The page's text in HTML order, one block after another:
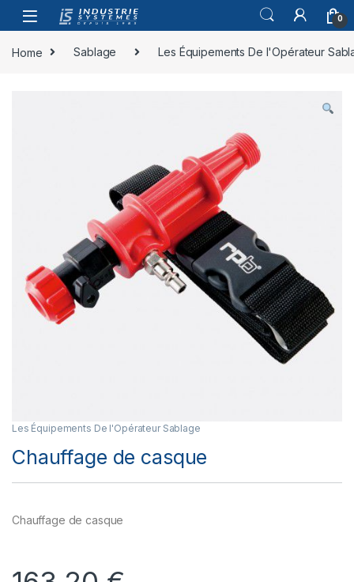
Skip to navigation
Skip to content
0
Home Sablage Les Équipements De l'Opérateur
Les Équipements De l'Opérateur Sablage
Chauffage de casque
Chauffage de casque